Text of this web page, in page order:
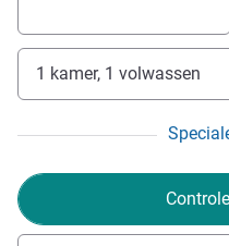
1 kamer, 1 volwassen